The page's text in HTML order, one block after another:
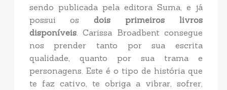
sendo publicada pela editora Suma, e já
possui osdois primeiros livros
disponíveis. Carissa Broadbent consegue
nos prender tanto por sua escrita
qualidade, quanto por sua trama e
personagens. Este é o tipo de história que
te faz cativo, te obriga a vibrar, sofrer,